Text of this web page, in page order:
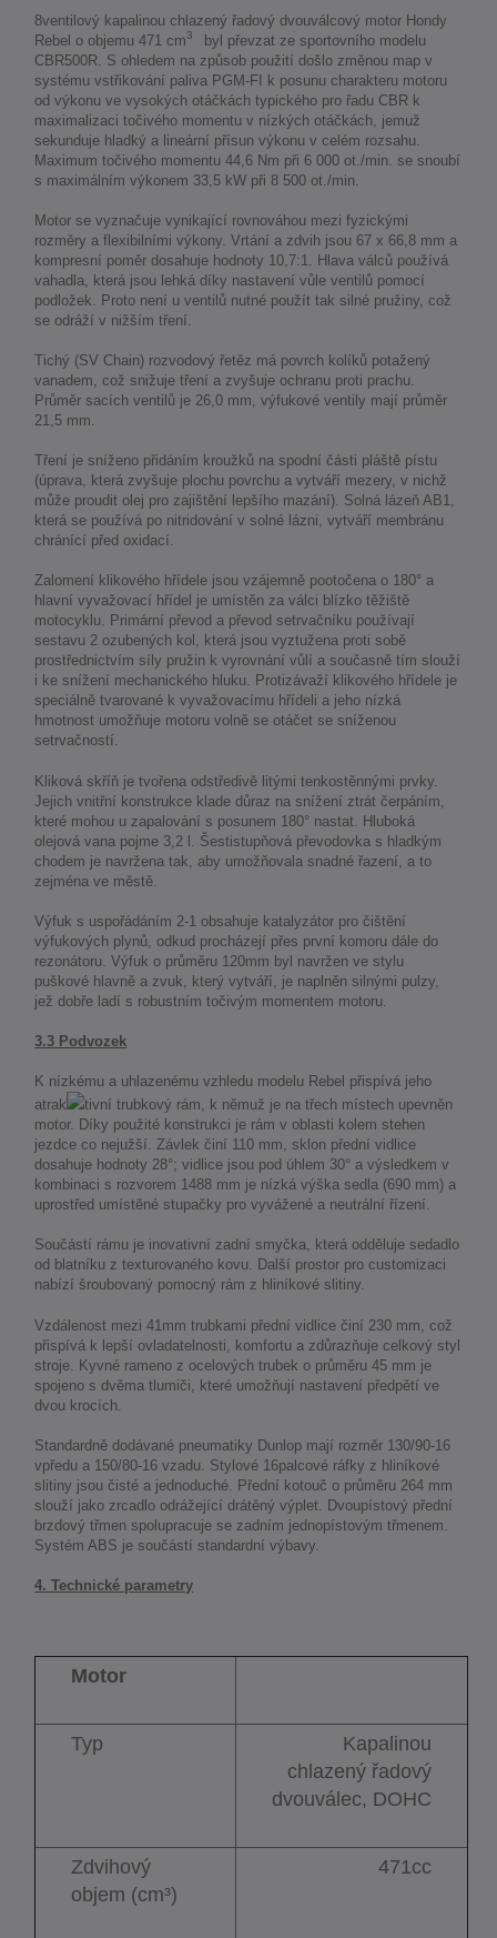
8ventilový kapalinou chlazený řadový dvouválcový motor Hondy
Rebel o objemu 471 cm3
byl převzat ze sportovního modelu
CBR500R. S ohledem na způsob použití došlo změnou map v
systému vstřikování paliva PGM-FI k posunu charakteru motoru
od výkonu ve vysokých otáčkách typického pro řadu CBR k
maximalizaci točivého momentu v nízkých otáčkách, jemuž
sekunduje hladký a lineární přísun výkonu v celém rozsahu.
Maximum točivého momentu 44,6 Nm při 6 000 ot./min. se snoubí
s maximálním výkonem 33,5 kW při 8 500 ot./min.
Motor se vyznačuje vynikající rovnováhou mezi fyzickými
rozměry a flexibilními výkony. Vrtání a zdvih jsou 67 x 66,8 mm a
kompresní poměr dosahuje hodnoty 10,7:1. Hlava válců používá
vahadla, která jsou lehká díky nastavení vůle ventilů pomocí
podložek. Proto není u ventilů nutné použít tak silné pružiny, což
se odráží v nižším tření.
Tichý (SV Chain) rozvodový řetěz má povrch kolíků potažený
vanadem, což snižuje tření a zvyšuje ochranu proti prachu.
Průměr sacích ventilů je 26,0 mm, výfukové ventily mají průměr
21,5 mm.
Tření je sníženo přidáním kroužků na spodní části pláště pístu
(úprava, která zvyšuje plochu povrchu a vytváří mezery, v nichž
může proudit olej pro zajištění lepšího mazání). Solná lázeň AB1,
která se používá po nitridování v solné lázni, vytváří membránu
chránící před oxidací.
Zalomení klikového hřídele jsou vzájemně pootočena o 180° a
hlavní vyvažovací hřídel je umístěn za válci blízko těžiště
motocyklu. Primární převod a převod setrvačníku používají
sestavu 2 ozubených kol, která jsou vyztužena proti sobě
prostřednictvím síly pružin k vyrovnání vůlí a současně tím slouží
i ke snížení mechanického hluku. Protizávaží klikového hřídele je
speciálně tvarované k vyvažovacímu hřídeli a jeho nízká
hmotnost umožňuje motoru volně se otáčet se sníženou
setrvačností.
Kliková skříň je tvořena odstředivě litými tenkostěnnými prvky.
Jejich vnitřní konstrukce klade důraz na snížení ztrát čerpáním,
které mohou u zapalování s posunem 180° nastat. Hluboká
olejová vana pojme 3,2 l. Šestistupňová převodovka s hladkým
chodem je navržena tak, aby umožňovala snadné řazení, a to
zejména ve městě.
Výfuk s uspořádáním 2-1 obsahuje katalyzátor pro čištění
výfukových plynů, odkud procházejí přes první komoru dále do
rezonátoru. Výfuk o průměru 120mm byl navržen ve stylu
puškové hlavně a zvuk, který vytváří, je naplněn silnými pulzy,
jež dobře ladí s robustním točivým momentem motoru.
3.3 Podvozek
K nízkému a uhlazenému vzhledu modelu Rebel přispívá jeho
atrak
tivní trubkový rám, k němuž je na třech místech upevněn
motor. Díky použité konstrukci je rám v oblasti kolem stehen
jezdce co nejužší. Závlek činí 110 mm, sklon přední vidlice
dosahuje hodnoty 28°; vidlice jsou pod úhlem 30° a výsledkem v
kombinaci s rozvorem 1488 mm je nízká výška sedla (690 mm) a
uprostřed umístěné stupačky pro vyvážené a neutrální řízení.
Součástí rámu je inovativní zadní smyčka, která odděluje sedadlo
od blatníku z texturovaného kovu. Další prostor pro customizaci
nabízí šroubovaný pomocný rám z hliníkové slitiny.
Vzdálenost mezi 41mm trubkami přední vidlice činí 230 mm, což
přispívá k lepší ovladatelnosti, komfortu a zdůrazňuje celkový styl
stroje. Kyvné rameno z ocelových trubek o průměru 45 mm je
spojeno s dvěma tlumiči, které umožňují nastavení předpětí ve
dvou krocích.
Standardně dodávané pneumatiky Dunlop mají rozměr 130/90-16
vpředu a 150/80-16 vzadu. Stylové 16palcové ráfky z hliníkové
slitiny jsou čisté a jednoduché. Přední kotouč o průměru 264 mm
slouží jako zrcadlo odrážející drátěný výplet. Dvoupístový přední
brzdový třmen spolupracuje se zadním jednopístovým třmenem.
Systém ABS je součástí standardní výbavy.
4. Technické parametry
Motor
Typ
Kapalinou
chlazený řadový
dvouválec, DOHC
Zdvihový
objem (cm³)
471cc